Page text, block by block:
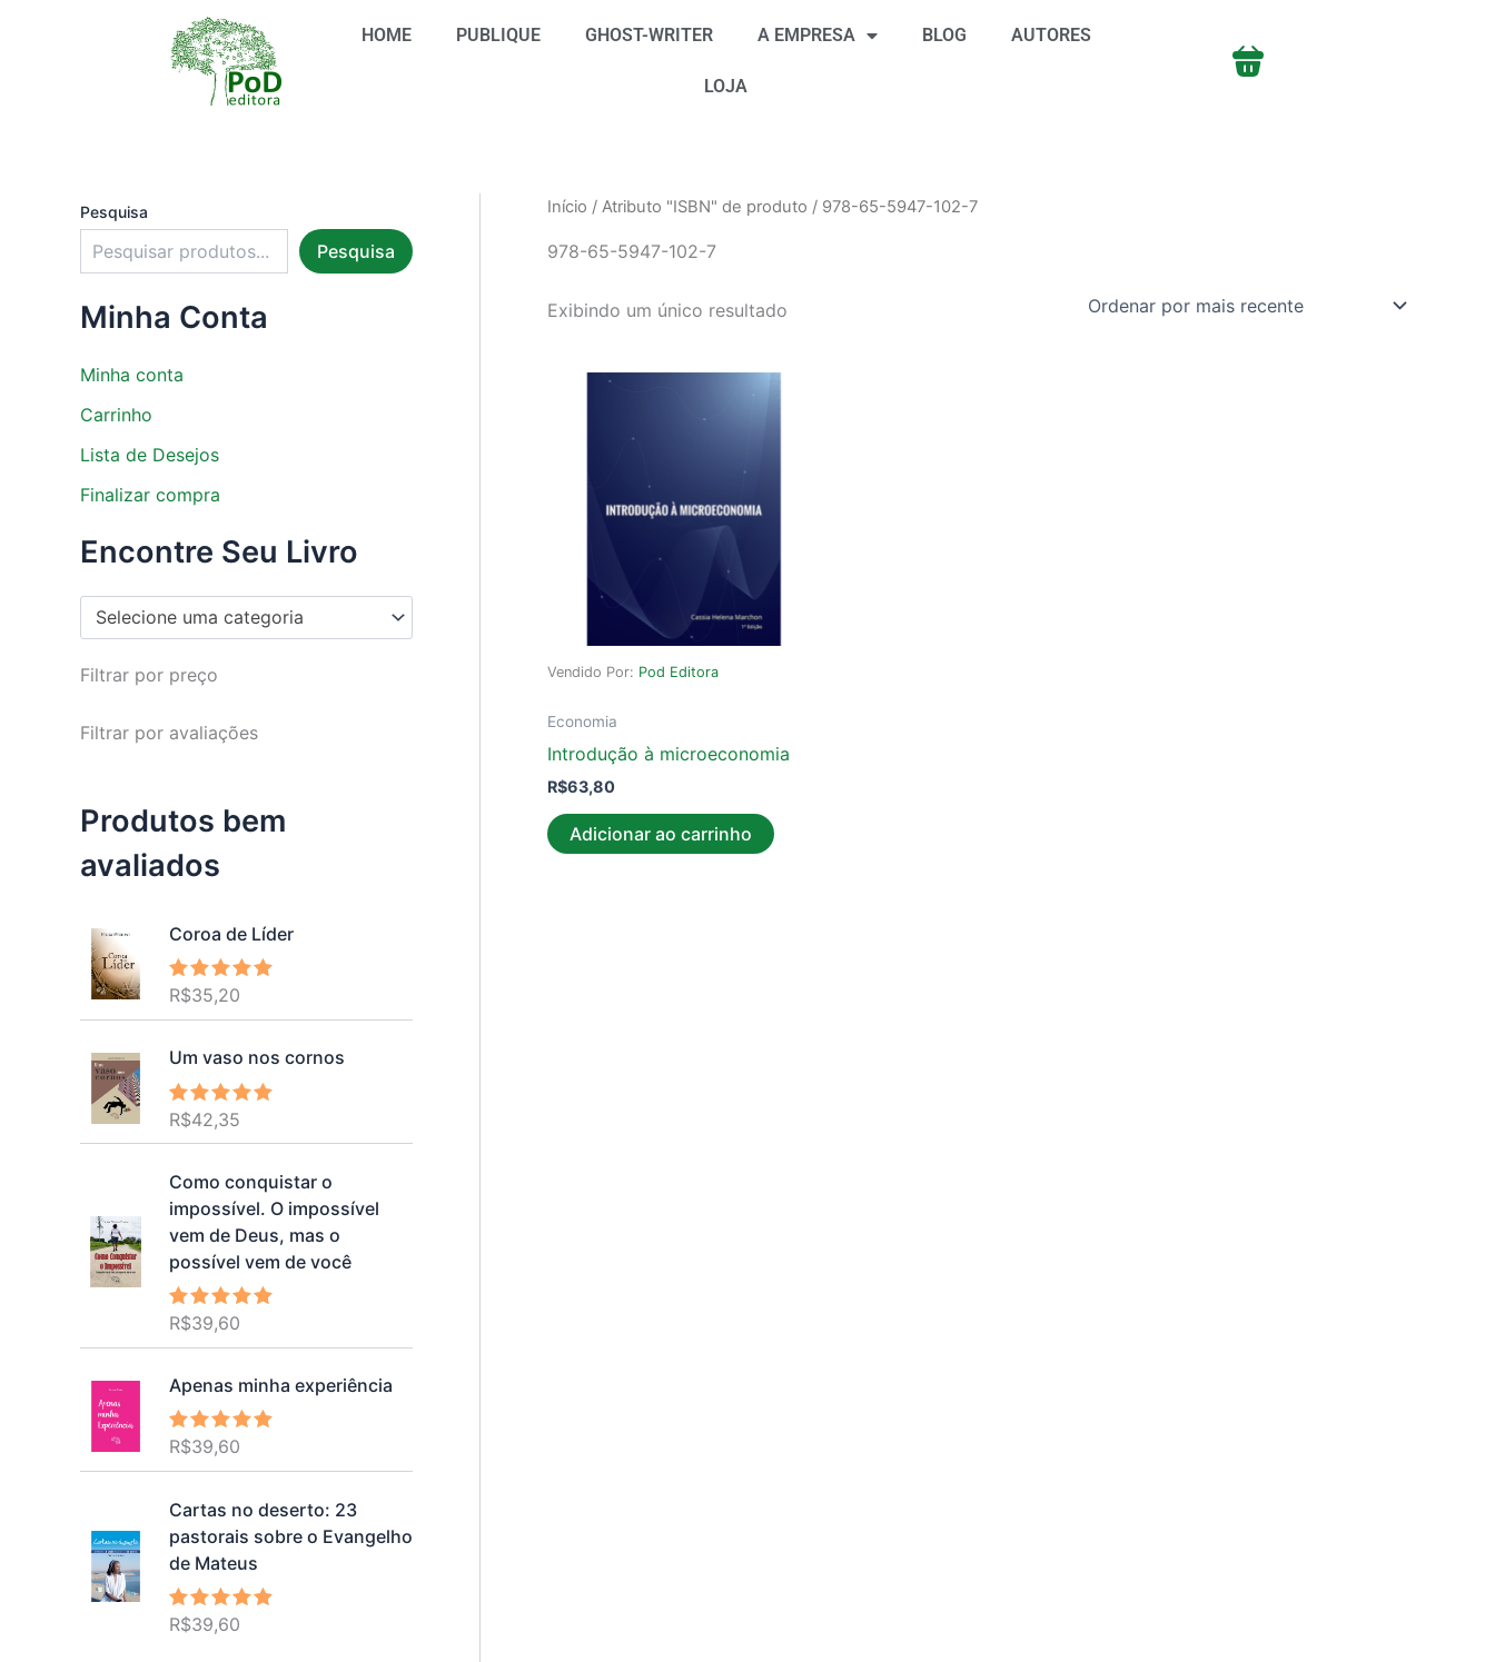
HOME PUBLIQUE GHOST-WRITER A EMPRESA BLOG AUTORES
LOJA
Pesquisa
Pesquisa
Minha Conta
Minha conta
Carrinho
Lista de Desejos
Finalizar compra
Encontre Seu Livro
Selecione uma categoria
Filtrar por preço
Filtrar por avaliações
Produtos bem
avaliados
Coroa de Líder
Avaliação
R$35,20
Um vaso nos cornos
Avaliação
de 5
R$42,35
Como conquistar o
impossível. O impossível
vem de Deus, mas o
possível vem de você
Avaliação
R$39,60
Apenas minha experiência
Avaliação
R$39,60
Cartas no deserto: 23
pastorais sobre o Evangelho
de Mateus
Avaliação
R$39,60
u
m
c
g
o
r
a
Início / Atributo "ISBN" de produto / 978-65-5947-102-7
978-65-5947-102-7
Exibindo um único resultado
Vendido Por: Pod Editora
Economia
Introdução à microeconomia
R$63,80
Adicionar ao carrinho